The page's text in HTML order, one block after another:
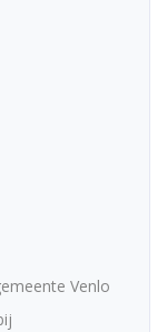
Venlo